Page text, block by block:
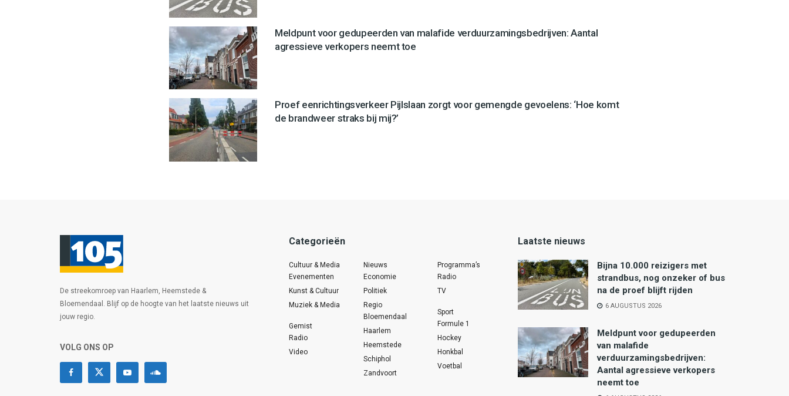
Meldpunt voor gedupeerden van malafide verduurzamingsbedrijven: Aantal
agressieve verkopers neemt toe
Proef eenrichtingsverkeer Pijlslaan zorgt voor gemengde gevoelens: ‘Hoe komt
de brandweer straks bij mij?’
De streekomroep van Haarlem, Heemstede &
Bloemendaal. Blijf op de hoogte van het laatste nieuws uit
jouw regio.
VOLG ONS OP
Categorieën
Cultuur & Media
Evenementen
Kunst & Cultuur
Muziek & Media
Gemist
Radio
Video
Nieuws
Economie
Politiek
Regio
Bloemendaal
Haarlem
Heemstede
Schiphol
Zandvoort
Programma’s
Radio
TV
Sport
Formule 1
Hockey
Honkbal
Voetbal
Laatste nieuws
Bijna 10.000 reizigers met
strandbus, nog onzeker of bus
na de proef blijft rijden
6 AUGUSTUS 2026
Meldpunt voor gedupeerden
van malafide
verduurzamingsbedrijven:
Aantal agressieve verkopers
neemt toe